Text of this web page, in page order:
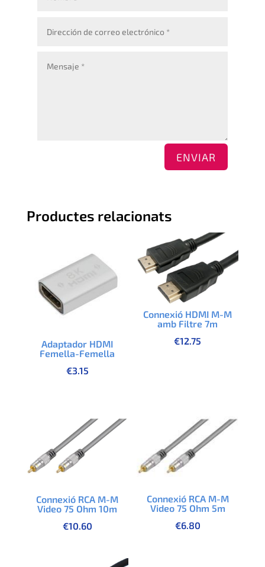
ENVIAR
Productes relacionats
Adaptador HDMI
Femella-Femella
€3.15
Connexió HDMI M-M
amb Filtre 7m
€12.75
Connexió RCA M-M
Video 75 Ohm 10m
€10.60
Connexió RCA M-M
Video 75 Ohm 5m
€6.80